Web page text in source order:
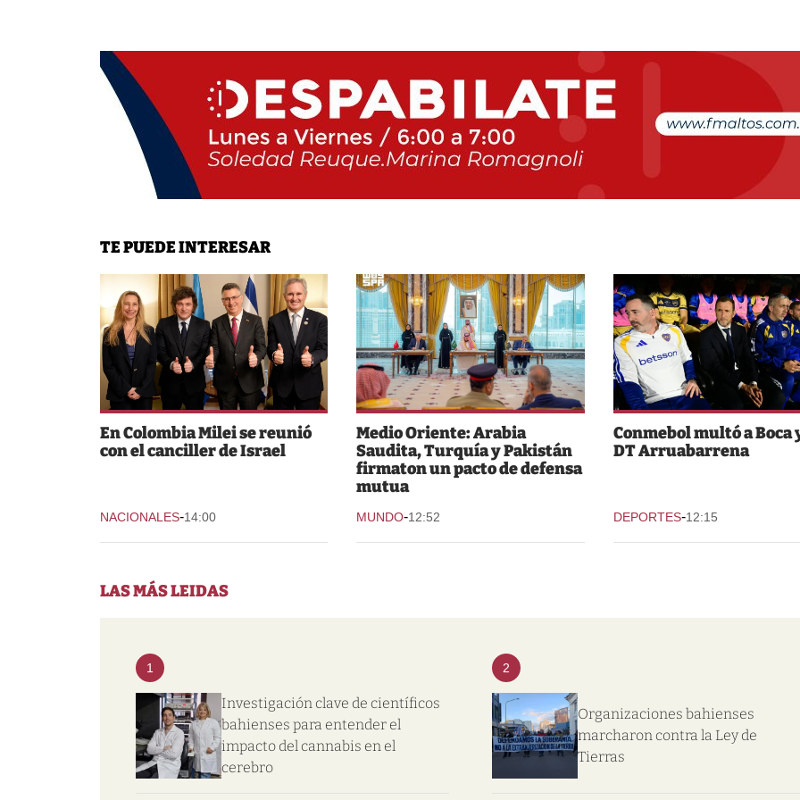
TE PUEDE INTERESAR
En Colombia Milei se reunió
con el canciller de Israel
NACIONALES-14:00
Medio Oriente: Arabia
Saudita, Turquía y Pakistán
firmaton un pacto de defensa
mutua
MUNDO-12:52
Conmebol multó a Boca
DT Arruabarrena
DEPORTES-12:15
LAS MÁS LEIDAS
1
Investigación clave de científicos
bahienses para entender el
impacto del cannabis en el
cerebro
2
Organizaciones bahienses
marcharon contra la Ley de
Tierras